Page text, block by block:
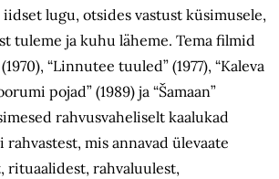
lugu, otsides vastust küsimusele,
tuleme ja kuhu läheme. Tema filmid
“Linnutee tuuled” (1977), “Kaleva
pojad” (1989) ja “Šamaan”
rahvusvaheliselt kaalukad
mis annavad ülevaate
rituaalidest, rahvaluulest,